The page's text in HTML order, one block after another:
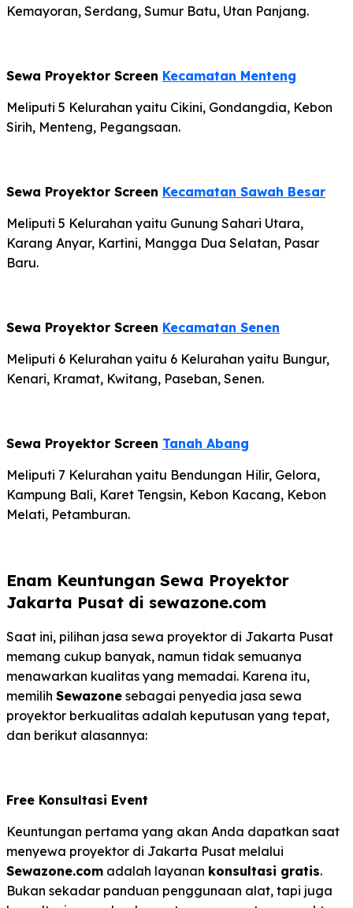
Kemayoran, Serdang, Sumur Batu, Utan Panjang.
Sewa Proyektor Screen Kecamatan Menteng
Meliputi 5 Kelurahan yaitu Cikini, Gondangdia, Kebon
Sirih, Menteng, Pegangsaan.
Sewa Proyektor Screen Kecamatan Sawah Besar
Meliputi 5 Kelurahan yaitu Gunung Sahari Utara,
Karang Anyar, Kartini, Mangga Dua Selatan, Pasar
Baru.
Sewa Proyektor Screen Kecamatan Senen
Meliputi 6 Kelurahan yaitu 6 Kelurahan yaitu Bungur,
Kenari, Kramat, Kwitang, Paseban, Senen.
Sewa Proyektor Screen Tanah Abang
Meliputi 7 Kelurahan yaitu Bendungan Hilir, Gelora,
Kampung Bali, Karet Tengsin, Kebon Kacang, Kebon
Melati, Petamburan.
Enam Keuntungan Sewa Proyektor
Jakarta Pusat di sewazone.com
Saat ini, pilihan jasa sewa proyektor di Jakarta Pusat
memang cukup banyak, namun tidak semuanya
menawarkan kualitas yang memadai. Karena itu,
memilih Sewazone sebagai penyedia jasa sewa
proyektor berkualitas adalah keputusan yang tepat,
dan berikut alasannya:
Free Konsultasi Event
Keuntungan pertama yang akan Anda dapatkan saat
menyewa proyektor di Jakarta Pusat melalui
Sewazone.com adalah layanan konsultasi gratis.
Bukan sekadar panduan penggunaan alat, tapi juga